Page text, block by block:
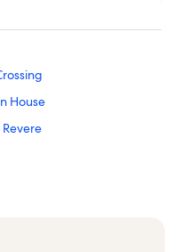
House
General Hospital